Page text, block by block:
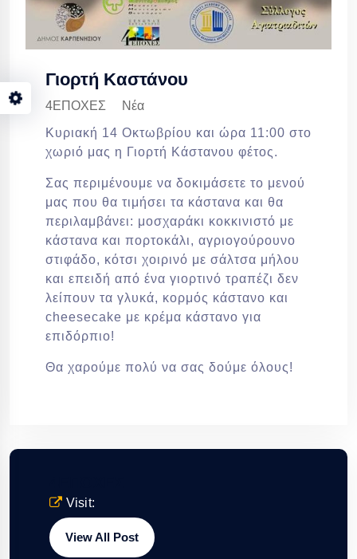
Γιορτή Καστάνου
4ΕΠΟΧΕΣ
Νέα
Κυριακή 14 Οκτωβρίου και ώρα 11:00 στο
χωριό μας η Γιορτή Κάστανου φέτος.
Σας περιμένουμε να δοκιμάσετε το μενού
μας που θα τιμήσει τα κάστανα και θα
περιλαμβάνει: μοσχαράκι κοκκινιστό με
κάστανα και πορτοκάλι, αγριογούρουνο
στιφάδο, κότσι χοιρινό με σάλτσα μήλου
και επειδή από ένα γιορτινό τραπέζι δεν
λείπουν τα γλυκά, κορμός κάστανο και
cheesecake με κρέμα κάστανο για
επιδόρπιο!
Θα χαρούμε πολύ να σας δούμε όλους!
Visit:
View All Post